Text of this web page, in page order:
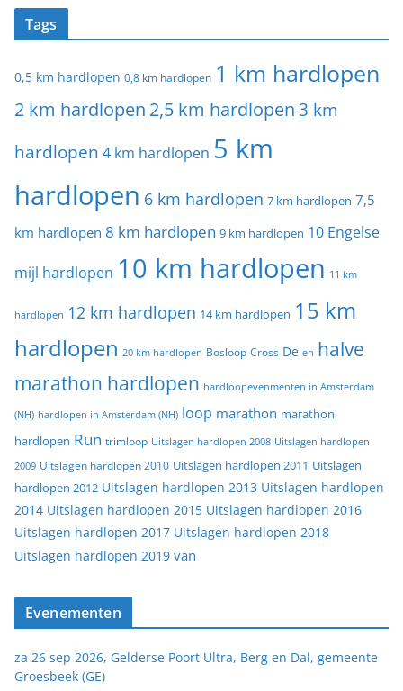
Tags
0,5 km hardlopen 0,8 km hardlopen 1 km hardlopen
2 km hardlopen 2,5 km hardlopen 3 km
hardlopen 4 km hardlopen 5 km
hardlopen 6 km hardlopen 7 km hardlopen 7,5
km hardlopen 8 km hardlopen 9 km hardlopen 10 Engelse
mijl hardlopen 10 km hardlopen 11 km
hardlopen 12 km hardlopen 14 km hardlopen 15 km
hardlopen 20 km hardlopen Bosloop Cross De en halve
marathon hardlopen hardloopevenmenten in Amsterdam
(NH) hardlopen in Amsterdam (NH) loop marathon marathon
hardlopen Run trimloop Uitslagen hardlopen 2008 Uitslagen hardlopen
2009 Uitslagen hardlopen 2010 Uitslagen hardlopen 2011 Uitslagen
hardlopen 2012 Uitslagen hardlopen 2013 Uitslagen hardlopen
2014 Uitslagen hardlopen 2015 Uitslagen hardlopen 2016
Uitslagen hardlopen 2017 Uitslagen hardlopen 2018
Uitslagen hardlopen 2019 van
Evenementen
za 26 sep 2026, Gelderse Poort Ultra, Berg en Dal, gemeente
Groesbeek (GE)